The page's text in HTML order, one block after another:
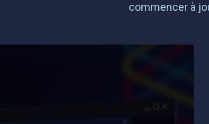
commencer à